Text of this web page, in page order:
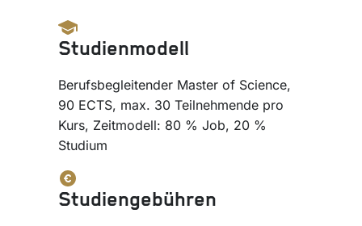
Studienmodell
Berufsbegleitender Master of Science,
90 ECTS, max. 30 Teilnehmende pro
Kurs, Zeitmodell: 80 % Job, 20 %
Studium
Studiengebühren